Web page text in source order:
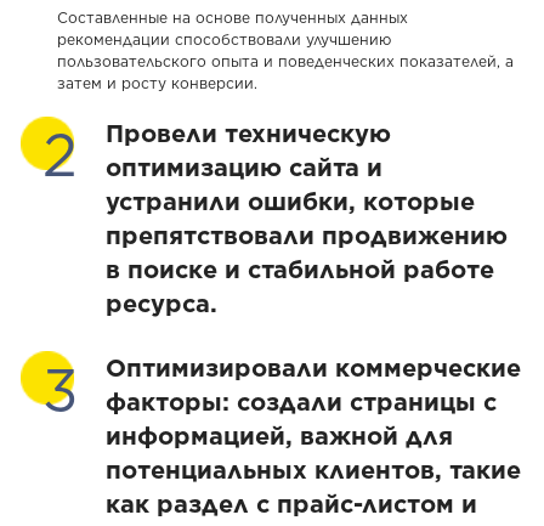
Составленные на основе полученных данных
рекомендации способствовали улучшению
пользовательского опыта и поведенческих показателей, а
затем и росту конверсии.
Провели техническую
оптимизацию сайта и
устранили ошибки, которые
препятствовали продвижению
в поиске и стабильной работе
ресурса.
Оптимизировали коммерческие
факторы: создали страницы с
информацией, важной для
потенциальных клиентов, такие
как раздел с прайс-листом и